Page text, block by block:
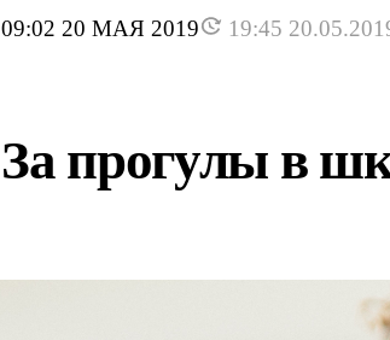
09:02 20 МАЯ 2019 19:45
За прогулы в